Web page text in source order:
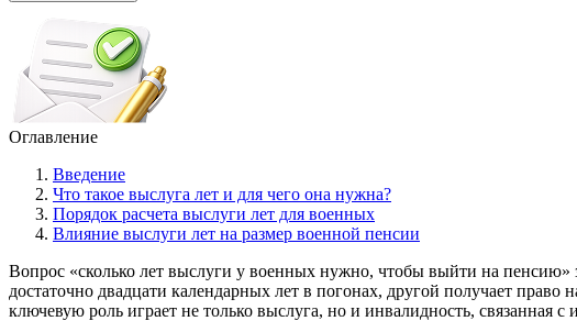
Оглавление
Введение
Что такое выслуга лет и для чего она нужна?
Порядок расчета выслуги лет для военных
Влияние выслуги лет на размер военной пенсии
Вопрос «сколько лет выслуги у военных нужно, чтобы выйти на
достаточно двадцати календарных лет в погонах, другой получает
ключевую роль играет не только выслуга, но и инвалидность, связанная с